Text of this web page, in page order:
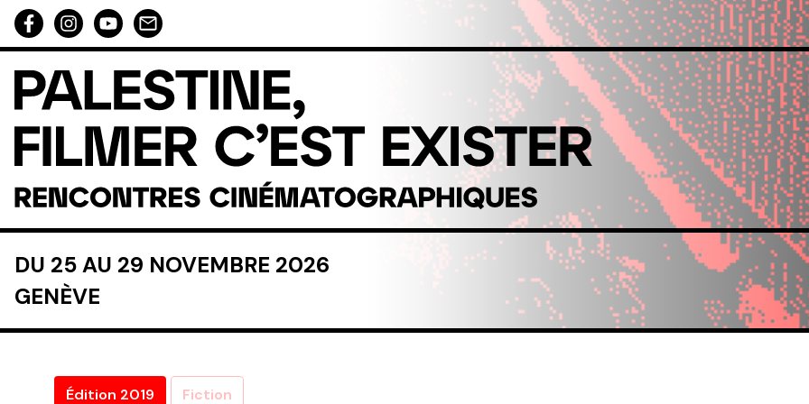
Aller au contenu directement
DU 25 AU 29 NOVEMBRE 2026
GENÈVE
Édition 2019 Fiction